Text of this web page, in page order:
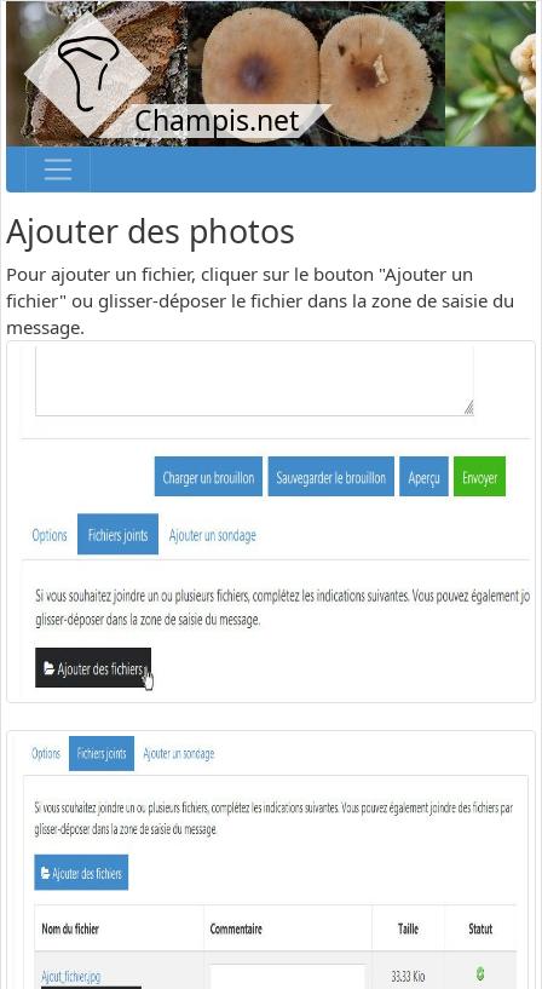
Champis.net
Ajouter des photos
Pour ajouter un fichier, cliquer sur le bouton "Ajouter un
fichier" ou glisser-déposer le fichier dans la zone de saisie du
message.